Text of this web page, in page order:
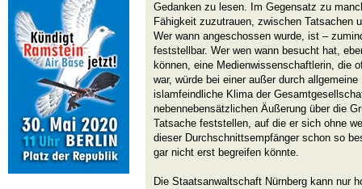
Gedanken zu lesen. Im Gegensatz zu
Fähigkeit zuzutrauen, zwischen Tatsachen
Wer wann angeschossen wurde, ist –
feststellbar. Wer wen wann besucht hat,
können, eine Medienwissenschaftlerin, die
war, würde bei einer außer durch
islamfeindliche Klima der
nebennebensätzlichen Äußerung über die
Tatsache feststellen, auf die er sich ohne
dieser Durchschnittsempfänger schon so
gar nicht erst begreifen könnte.
Die Staatsanwaltschaft Nürnberg kann nur